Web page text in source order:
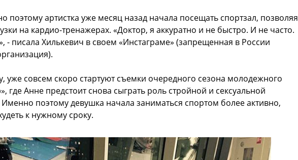
поэтому артистка уже месяц назад начала посещать спортзал, позволяя
на кардио-тренажерах. «Доктор, я аккуратно и не быстро. И не часто.
- писала Хилькевич в своем «Инстаграме» (запрещенная в России
уже совсем скоро стартуют съемки очередного сезона молодежного
где Анне предстоит снова сыграть роль стройной и сексуальной
поэтому девушка начала заниматься спортом более активно,
к нужному сроку.